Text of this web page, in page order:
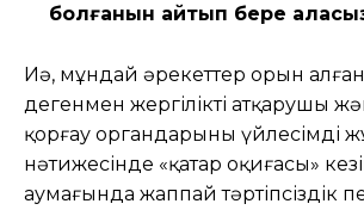
болғанын айтып бере
Иә, мұндай әрекеттер орын
дегенмен жергілікті атқарушы
қорғау органдарының үйлесімді
нәтижесінде «қаңтар оқиғасы»
аумағында жаппай тәртіпсіздік